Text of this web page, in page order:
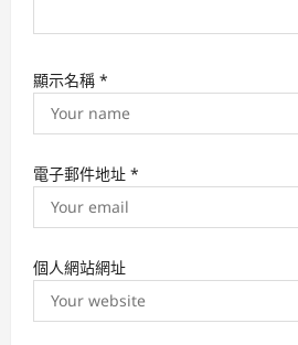
顯示名稱 *
電子郵件地址 *
個人網站網址